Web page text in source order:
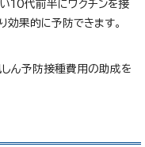
10代前半にワクチンを接
効果的に予防できます。
ん予防接種費用の助成を